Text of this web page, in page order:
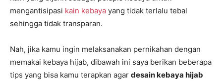
mengantisipasi kain kebaya yang tidak terlalu tebal
sehingga tidak transparan.
Nah, jika kamu ingin melaksanakan pernikahan dengan
memakai kebaya hijab, dibawah ini saya berikan beberapa
tips yang bisa kamu terapkan agar desain kebaya hijab